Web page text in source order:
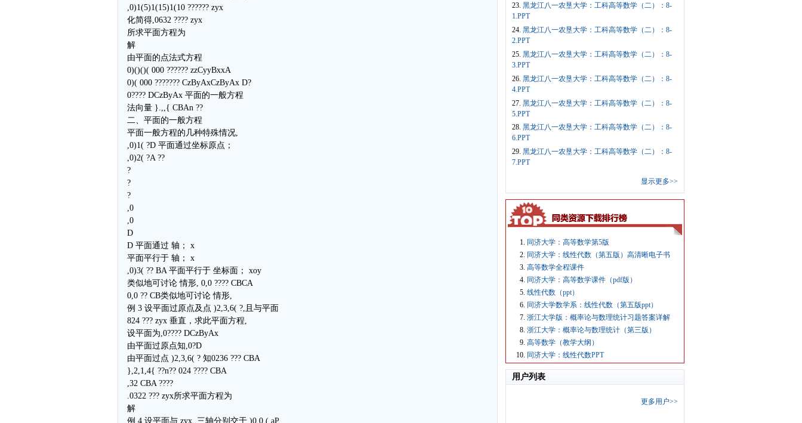
,0)1(5)1(15)1(10 ?????? zyx
化简得,0632 ???? zyx
所求平面方程为
解
由平面的点法式方程
0)()()( 000 ?????? zzCyyBxxA
0)( 000 ??????? CzByAxCzByAx D?
0???? DCzByAx 平面的一般方程
法向量 }.,,{ CBAn ??
二、平面的一般方程
平面一般方程的几种特殊情况,
,0)1( ?D 平面通过坐标原点；
,0)2( ?A ??
?
?
?
,0
,0
D
D 平面通过 轴； x
平面平行于 轴； x
,0)3( ?? BA 平面平行于 坐标面； xoy
类似地可讨论 情形, 0,0 ???? CBCA
0,0 ?? CB类似地可讨论 情形,
例 3 设平面过原点及点 )2,3,6( ?,且与平面
824 ??? zyx 垂直，求此平面方程,
设平面为,0???? DCzByAx
由平面过原点知,0?D
由平面过点 )2,3,6( ? 知0236 ??? CBA
},2,1,4{ ??n?? 024 ???? CBA
,32 CBA ????
.0322 ??? zyx所求平面方程为
解
例 4 设平面与 zyx,,三轴分别交于 )0,0,( aP,
23. 黑龙江八一农垦大学：工科高等数学（二）：8-
1.PPT
24. 黑龙江八一农垦大学：工科高等数学（二）：8-
2.PPT
25. 黑龙江八一农垦大学：工科高等数学（二）：8-
3.PPT
26. 黑龙江八一农垦大学：工科高等数学（二）：8-
4.PPT
27. 黑龙江八一农垦大学：工科高等数学（二）：8-
5.PPT
28. 黑龙江八一农垦大学：工科高等数学（二）：8-
6.PPT
29. 黑龙江八一农垦大学：工科高等数学（二）：8-
7.PPT
显示更多>>
同济大学：高等数学第5版
同济大学：线性代数（第五版）高清晰电子书
高等数学全程课件
同济大学：高等数学课件（pdf版）
线性代数（ppt）
同济大学数学系：线性代数（第五版ppt）
浙江大学版：概率论与数理统计习题答案详解
浙江大学：概率论与数理统计（第三版）
高等数学（教学大纲）
同济大学：线性代数PPT
用户列表
更多用户>>